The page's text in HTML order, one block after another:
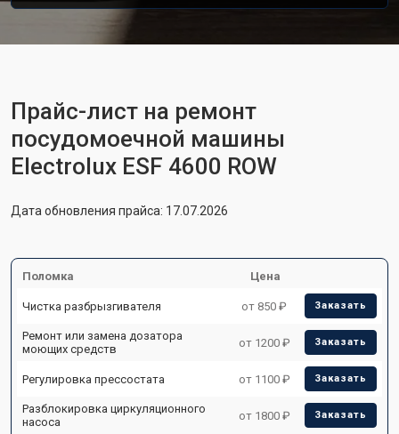
Прайс-лист на ремонт
посудомоечной машины
Electrolux ESF 4600 ROW
Дата обновления прайса: 17.07.2026
Поломка Цена
Чистка разбрызгивателя от 850 ₽ Заказать
Ремонт или замена дозатора
моющих средств
от 1200 ₽ Заказать
Регулировка прессостата от 1100 ₽ Заказать
Разблокировка циркуляционного
насоса
от 1800 ₽ Заказать